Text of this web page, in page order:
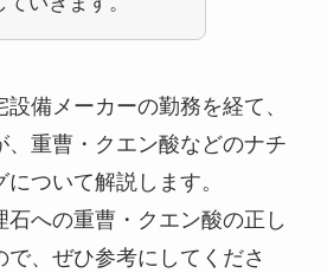
備メーカーの勤務を経て、
、重曹・クエン酸などのナチ
ついて解説します。
石への重曹・クエン酸の正し
、ぜひ参考にしてくださ